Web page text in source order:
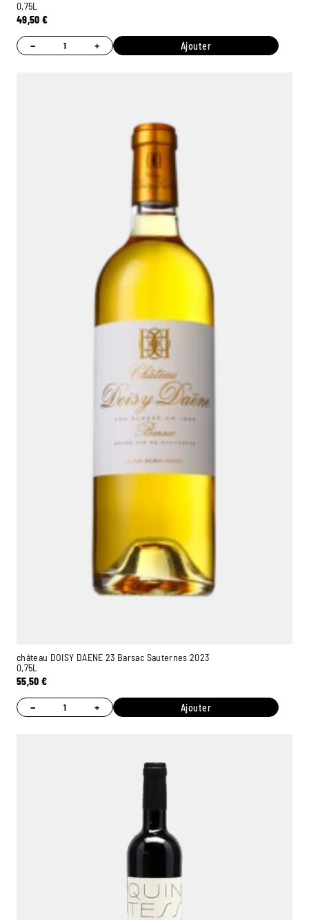
0,75L
49,50€
− + Ajouter
château DOISY DAENE 23 Barsac Sauternes 2023
0,75L
55,50€
− + Ajouter